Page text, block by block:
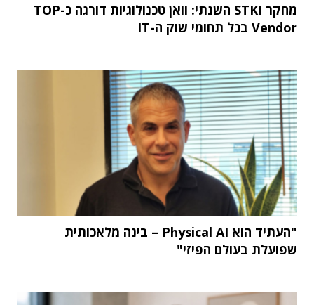
מחקר STKI השנתי: וואן טכנולוגיות דורגה כ-TOP
Vendor בכל תחומי שוק ה-IT
"העתיד הוא Physical AI – בינה מלאכותית
שפועלת בעולם הפיזי"